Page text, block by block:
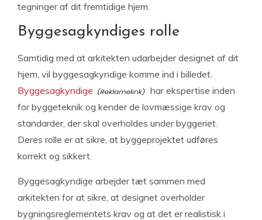
tegninger af dit fremtidige hjem.
Byggesagkyndiges rolle
Samtidig med at arkitekten udarbejder designet af dit
hjem, vil byggesagkyndige komme ind i billedet.
Byggesagkyndige
har ekspertise inden
for byggeteknik og kender de lovmæssige krav og
standarder, der skal overholdes under byggeriet.
Deres rolle er at sikre, at byggeprojektet udføres
korrekt og sikkert.
Byggesagkyndige arbejder tæt sammen med
arkitekten for at sikre, at designet overholder
bygningsreglementets krav og at det er realistisk i